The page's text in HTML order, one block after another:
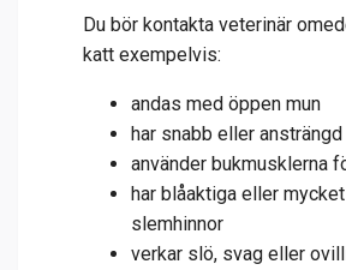
Du bör kontakta veterinär
katt exempelvis:
andas med öppen mun
har snabb eller
använder bukmusklerna
har blåaktiga eller
slemhinnor
verkar slö, svag eller